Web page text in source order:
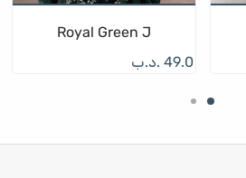
Royal Green J
49.0 .د.ب